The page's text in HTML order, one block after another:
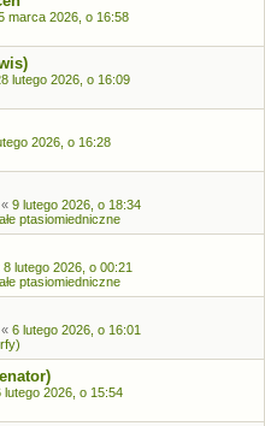
marca 2026, o 16:58
lutego 2026, o 16:09
2026, o 16:28
« 9 lutego 2026, o 18:34
ptasiomiedniczne
8 lutego 2026, o 00:21
ptasiomiedniczne
« 6 lutego 2026, o 16:01
lutego 2026, o 15:54